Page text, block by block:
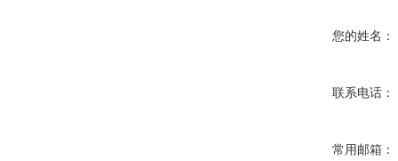
您的姓名：
联系电话：
常用邮箱：